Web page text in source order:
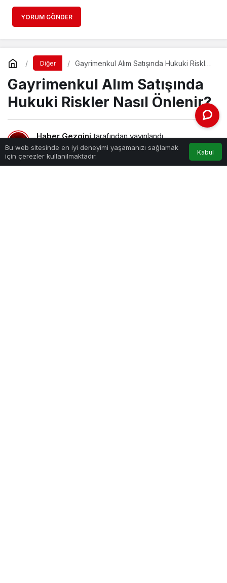
YORUM GÖNDER
Diğer
Gayrimenkul Alım Satışında Hukuki Riskler
Gayrimenkul Alım Satışında
Hukuki Riskler Nasıl Önlenir?
Haber Gezginitarafından yayınlandı
8 Haziran 2026, 16:52 yayınlandı
Bu web sitesinde en iyi deneyimi yaşamanızı sağlamak
için çerezler kullanılmaktadır.
Kabul